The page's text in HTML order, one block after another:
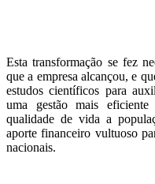
Esta transformação se fez
que a empresa alcançou, e
estudos científicos para
uma gestão mais eficiente
qualidade de vida a
aporte financeiro vultuoso
nacionais.